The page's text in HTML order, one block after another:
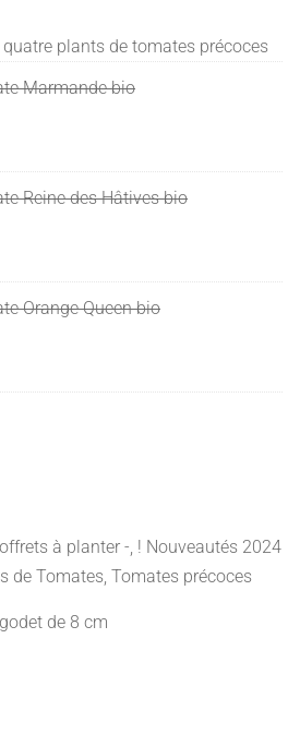
plants de tomates précoces
Marmande bio
Reine des Hâtives bio
Orange Queen bio
à planter -, ! Nouveautés 2024
de Tomates, Tomates précoces
de 8 cm